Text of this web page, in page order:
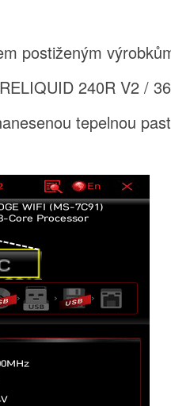
postiženým
240R V2 /
tepelnou